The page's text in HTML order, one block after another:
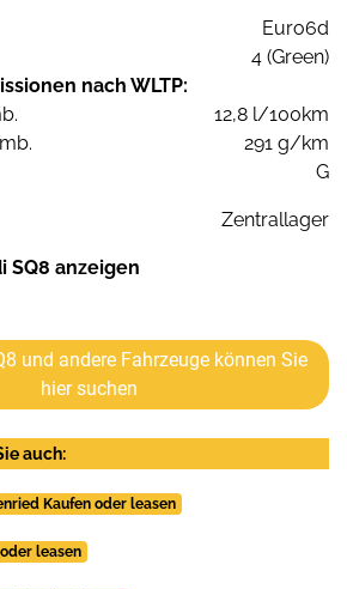
Euro6d
4 (Green)
nach WLTP:
12,8 l/100km
291 g/km
G
Zentrallager
SQ8 anzeigen
und andere Fahrzeuge können Sie
hier suchen
auch:
Kaufen oder leasen
leasen